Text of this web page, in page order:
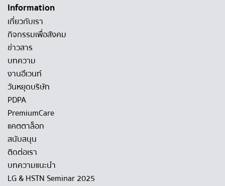
Information
เกี่ยวกับเรา
กิจกรรมเพื่อสังคม
ข่าวสาร
บทความ
งานอีเวนท์
วันหยุดบริษัท
PDPA
PremiumCare
แคตตาล็อก
สนับสนุน
ติดต่อเรา
บทความแนะนำ
LG & HSTN Seminar 2025